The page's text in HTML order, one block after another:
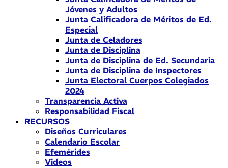
Jóvenes y Adultos
Junta Calificadora de Méritos de Ed.
Especial
Junta de Celadores
Junta de Disciplina
Junta de Disciplina de Ed. Secundaria
Junta de Disciplina de Inspectores
Junta Electoral Cuerpos Colegiados
2024
Transparencia Activa
Responsabilidad Fiscal
RECURSOS
Diseños Curriculares
Calendario Escolar
Efemérides
Videos